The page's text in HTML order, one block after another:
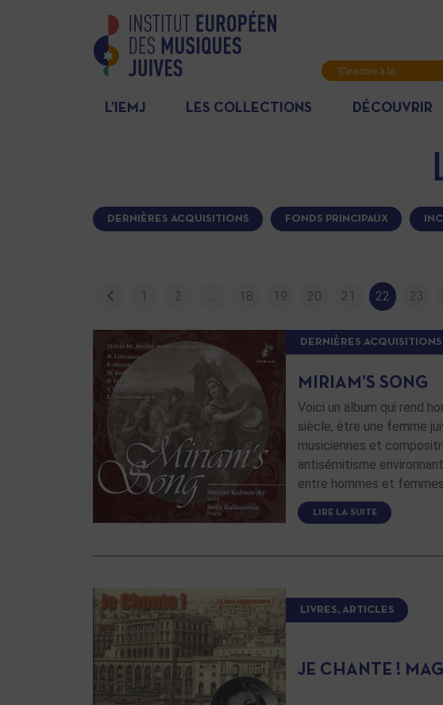
S'inscrire à la
L’IEMJ LES COLLECTIONS DÉCOUVRIR
DERNIÈRES ACQUISITIONS FONDS PRINCIPAUX
1 2 … 18 19 20 21 22 23
DERNIÈRES ACQUISITIONS
MIRIAM’S SONG
Voici un album qui rend
siècle, être une femme
musiciennes et
antisémitisme
entre hommes et
LIRE LA SUITE
LIVRES, ARTICLES
JE CHANTE !